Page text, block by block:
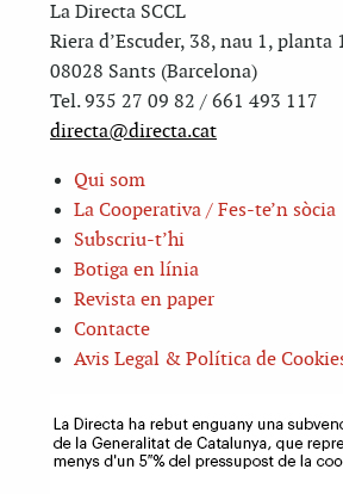
La Directa SCCL
Riera d’Escuder, 38, nau 1, planta
08028 Sants (Barcelona)
Tel. 935 27 09 82 / 661 493 117
directa@directa.cat
Qui som
La Cooperativa / Fes-te’n sòcia
Subscriu-t’hi
Botiga en línia
Revista en paper
Contacte
Avis Legal & Política de